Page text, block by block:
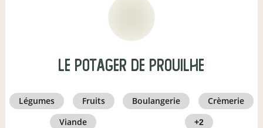
Le Potager de Prouilhe
légumes fruits boulangerie
crèmerie
viande
+2